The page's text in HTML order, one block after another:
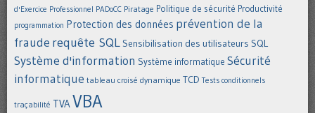
d'Exercice Professionnel PADoCC Piratage Politique de sécurité Productivité
programmation Protection des données prévention de la
fraude requête SQL Sensibilisation des utilisateurs SQL
Système d'information Système informatique Sécurité
informatique tableau croisé dynamique TCD Tests conditionnels
traçabilité TVA VBA